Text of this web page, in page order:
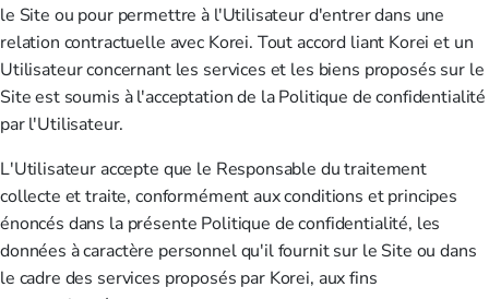
le Site ou pour permettre à l'Utilisateur d'entrer dans une
relation contractuelle avec Korei. Tout accord liant Korei et un
Utilisateur concernant les services et les biens proposés sur le
Site est soumis à l'acceptation de la Politique de confidentialité
par l'Utilisateur.
L'Utilisateur accepte que le Responsable du traitement
collecte et traite, conformément aux conditions et principes
énoncés dans la présente Politique de confidentialité, les
données à caractère personnel qu'il fournit sur le Site ou dans
le cadre des services proposés par Korei, aux fins